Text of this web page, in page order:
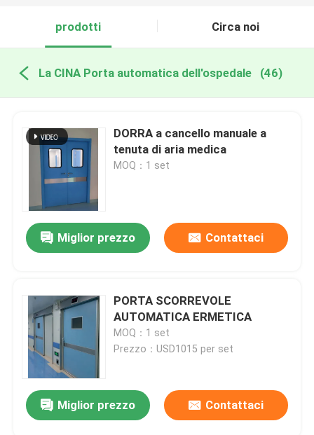
prodotti Circa noi
La CINA Porta automatica dell'ospedale (46)
DORRA a cancello manuale a
tenuta di aria medica
MOQ：1 set
Miglior prezzo Contattaci
PORTA SCORREVOLE
AUTOMATICA ERMETICA
MOQ：1 set
Prezzo：USD1015 per set
Miglior prezzo Contattaci